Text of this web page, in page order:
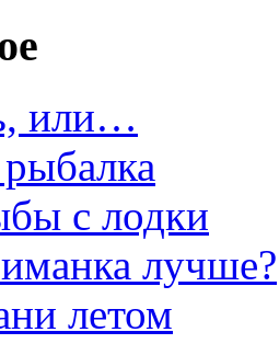
или…
с лодки
лучше?
летом